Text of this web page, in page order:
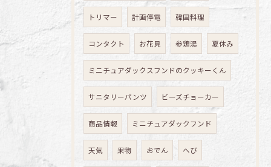
トリマー 計画停電 韓国料理
コンタクト お花見 参鶏湯 夏休み
ミニチュアダックスフンドのクッキーくん
サニタリーパンツ ビーズチョーカー
商品情報 ミニチュアダックフンド
天気 果物 おでん へび